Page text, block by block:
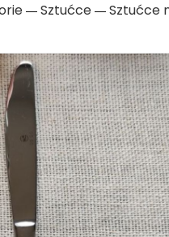
― Sztućce ― Sztućce